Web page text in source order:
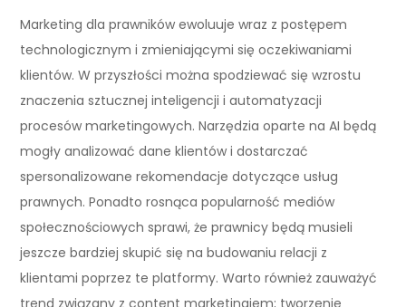
Marketing dla prawników ewoluuje wraz z postępem
technologicznym i zmieniającymi się oczekiwaniami
klientów. W przyszłości można spodziewać się wzrostu
znaczenia sztucznej inteligencji i automatyzacji
procesów marketingowych. Narzędzia oparte na AI będą
mogły analizować dane klientów i dostarczać
spersonalizowane rekomendacje dotyczące usług
prawnych. Ponadto rosnąca popularność mediów
społecznościowych sprawi, że prawnicy będą musieli
jeszcze bardziej skupić się na budowaniu relacji z
klientami poprzez te platformy. Warto również zauważyć
trend związany z content marketingiem; tworzenie